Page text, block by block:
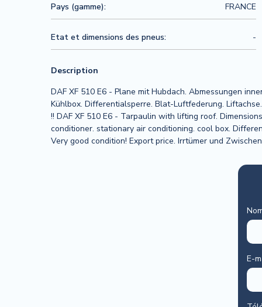
Pays (gamme): FRANCE
Etat et dimensions des pneus: -
Description
DAF XF 510 E6 - Plane mit Hubdach. Abmessungen
Kühlbox. Differentialsperre. Blat-Luftfederung.
!! DAF XF 510 E6 - Tarpaulin with lifting roof.
conditioner. stationary air conditioning. cool box.
Very good condition! Export price. Irrtümer und
E-